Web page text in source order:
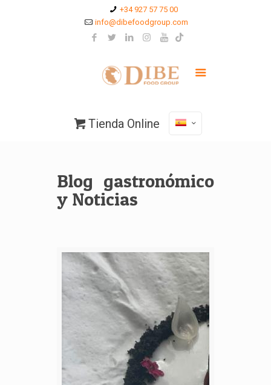
+34 927 57 75 00
info@dibefoodgroup.com
Tienda Online
Blog gastronómico
y Noticias